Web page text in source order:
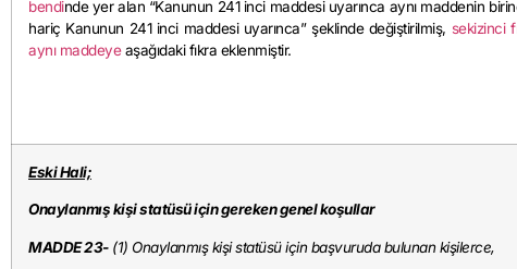
bendinde yer alan “Kanunun 241 inci maddesi uyarınca aynı maddenin
hariç Kanunun 241 inci maddesi uyarınca” şeklinde değiştirilmiş, sekizinci
aynı maddeyeaşağıdaki fıkra eklenmiştir.
Eski Hali;
Onaylanmış kişi statüsü için gereken genel koşullar
MADDE 23-(1) Onaylanmış kişi statüsü için başvuruda bulunan kişilerce,